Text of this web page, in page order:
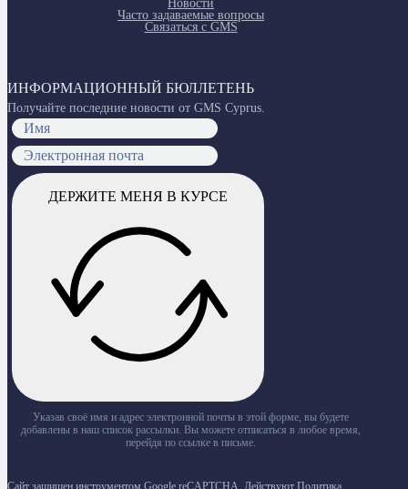
Новости
Часто задаваемые вопросы
Связаться с GMS
ИНФОРМАЦИОННЫЙ БЮЛЛЕТЕНЬ
Получайте последние новости от GMS Cyprus.
ДЕРЖИТЕ МЕНЯ В КУРСЕ
Указав своё имя и адрес электронной почты в этой форме, вы будете
добавлены в наш список рассылки. Вы можете отписаться в любое время,
перейдя по ссылке в письме.
Сайт защищен инструментом Google reCAPTCHA. Действуют Политика